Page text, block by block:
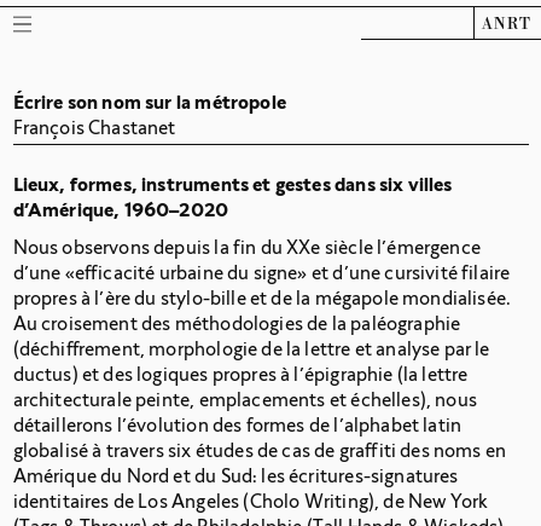
ANRT
Écrire son nom sur la métropole
François Chastanet
Lieux, formes, instruments et gestes dans six villes
d’Amérique, 1960–2020
Nous observons depuis la fin du XXe siècle l’émergence
d’une «efficacité urbaine du signe» et d’une cursivité filaire
propres à l’ère du stylo-bille et de la mégapole mondialisée.
Au croisement des méthodologies de la paléographie
(déchiffrement, morphologie de la lettre et analyse par le
ductus) et des logiques propres à l’épigraphie (la lettre
architecturale peinte, emplacements et échelles), nous
détaillerons l’évolution des formes de l’alphabet latin
globalisé à travers six études de cas de graffiti des noms en
Amérique du Nord et du Sud: les écritures-signatures
identitaires de Los Angeles (Cholo Writing), de New York